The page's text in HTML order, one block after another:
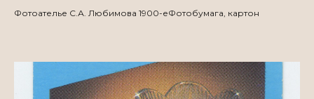
Фотоателье С.А. Любимова 1900-еФотобумага, картон